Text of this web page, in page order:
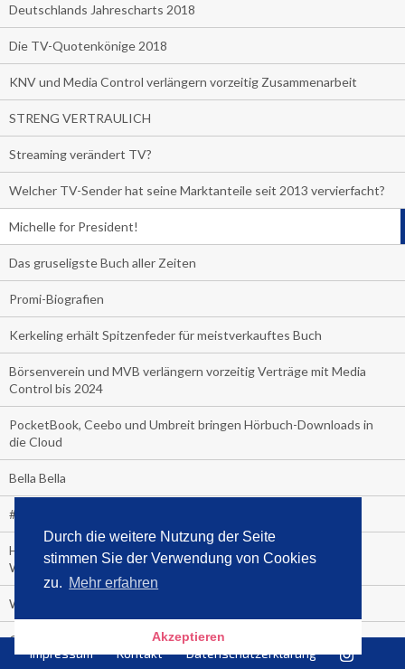
Durch die weitere Nutzung der Seite
stimmen Sie der Verwendung von Cookies
zu. Mehr erfahren
Akzeptieren
Deutschlands Jahrescharts 2018
Die TV-Quotenkönige 2018
KNV und Media Control verlängern vorzeitig Zusammenarbeit
STRENG VERTRAULICH
Streaming verändert TV?
Welcher TV-Sender hat seine Marktanteile seit 2013 vervierfacht?
Michelle for President!
Das gruseligste Buch aller Zeiten
Promi-Biografien
Kerkeling erhält Spitzenfeder für meistverkauftes Buch
Börsenverein und MVB verlängern vorzeitig Verträge mit Media
Control bis 2024
PocketBook, Ceebo und Umbreit bringen Hörbuch-Downloads in
die Cloud
Bella Bella
#1-Bestseller: "Das ist Alpha!" von Kollegah
Hammer! "Fear: Trump in the White House" (auf Englisch) von
Watergate-Urgestein
Wie alt sind die TV-Zuschauer
Geisterfahrer auf Überholspur
Impressum Kontakt Datenschutzerklärung